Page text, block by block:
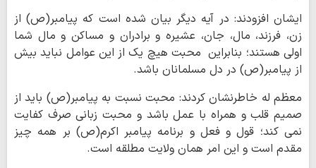
ایشان افزودند: در آیه دیگر بیان شده است که پیامبر(ص) از
زن، فرزند، مال، جان، عشیره و برادران و مساکن و مال شما
اولی هستند؛ بنابراین محبت هیچ یک از این عوامل نباید بیش
از پیامبر(ص) در دل مسلمانان باشد.
معظم له خاطرنشان کردند: محبت نسبت به پیامبر(ص) باید از
صمیم قلب و همراه با عمل باشد و محبت زبانی صرف کفایت
نمی کند؛ قول و فعل و برنامه پیامبر اکرم(ص) بر همه چیز
مقدم است و این امر همان ولایت مطلقه است.